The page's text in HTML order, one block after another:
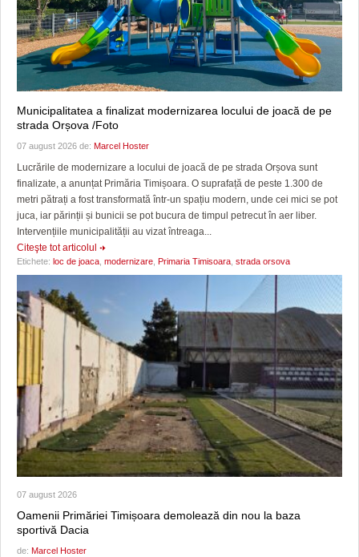
Municipalitatea a finalizat modernizarea locului de joacă de pe
strada Orșova /Foto
07 august 2026 de: Marcel Hoster
Lucrările de modernizare a locului de joacă de pe strada Orșova sunt
finalizate, a anunțat Primăria Timișoara. O suprafață de peste 1.300 de
metri pătrați a fost transformată într-un spațiu modern, unde cei mici se pot
juca, iar părinții și bunicii se pot bucura de timpul petrecut în aer liber.
Intervențiile municipalității au vizat întreaga...
Citeşte tot articolul
Etichete: loc de joaca modernizare Primaria Timisoara strada orsova
07 august 2026
Oamenii Primăriei Timișoara demolează din nou la baza
sportivă Dacia
de: Marcel Hoster